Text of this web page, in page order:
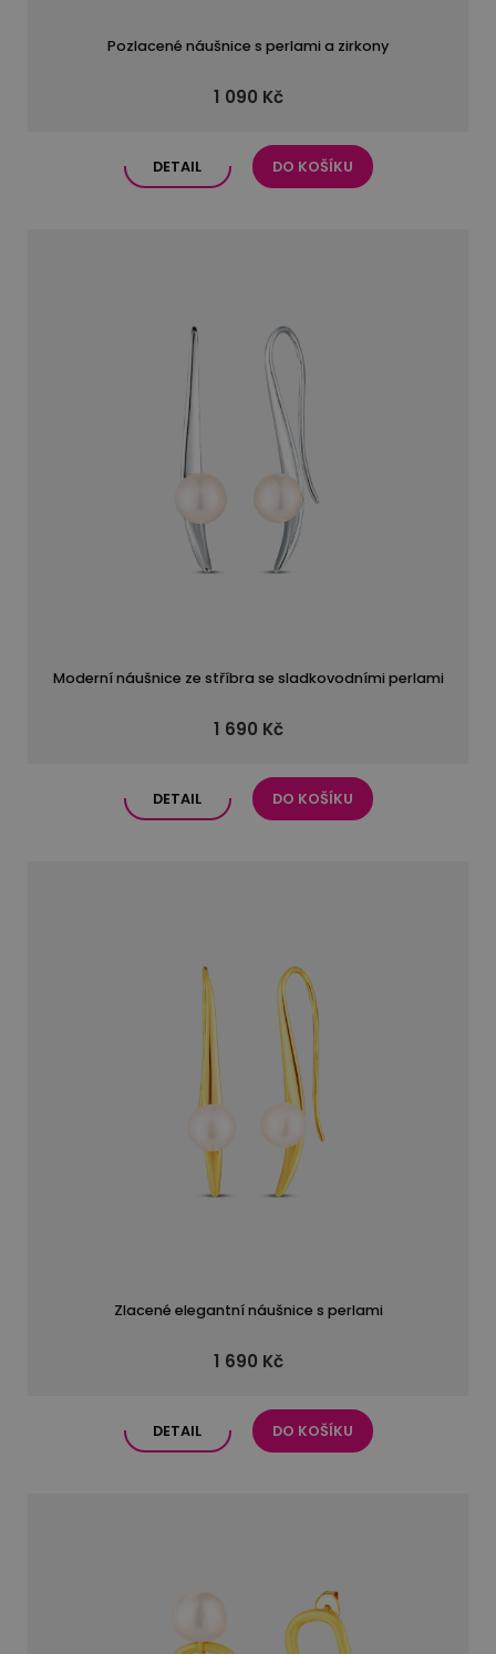
Pozlacené náušnice s perlami a zirkony
1 090 Kč
DETAIL DO KOŠÍKU
Moderní náušnice ze stříbra se sladkovodními perlami
1 690 Kč
DETAIL DO KOŠÍKU
Zlacené elegantní náušnice s perlami
1 690 Kč
DETAIL DO KOŠÍKU